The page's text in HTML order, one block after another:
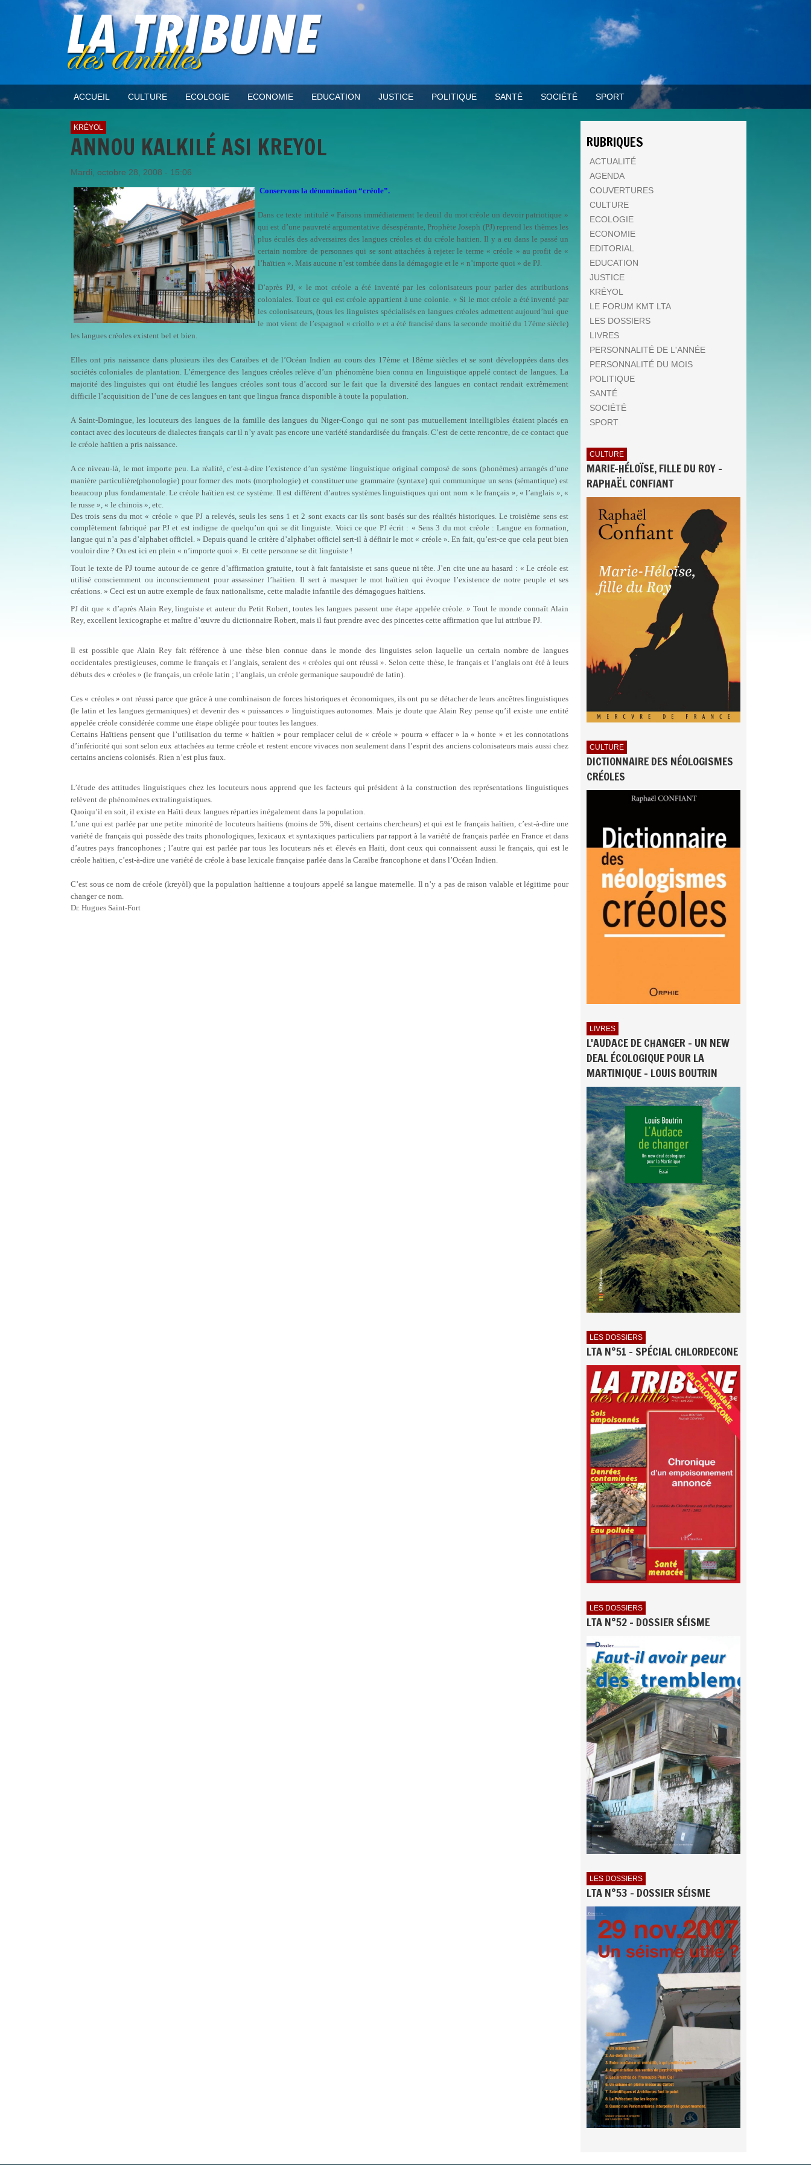
ACCUEIL CULTURE ECOLOGIE ECONOMIE EDUCATION JUSTICE POLITIQUE SANTÉ SOCIÉTÉ SPORT
KRÉYOL
ANNOU KALKILÉ ASI KREYOL
Mardi, octobre 28, 2008 - 15:06
Conservons la dénomination “créole”.
Dans ce texte intitulé « Faisons immédiatement le deuil du mot créole un devoir patriotique »
qui est d’une pauvreté argumentative désespérante, Prophète Joseph (PJ) reprend les thèmes les
plus éculés des adversaires des langues créoles et du créole haïtien. Il y a eu dans le passé un
certain nombre de personnes qui se sont attachées à rejeter le terme « créole » au profit de «
l’haïtien ». Mais aucune n’est tombée dans la démagogie et le « n’importe quoi » de PJ.
D’après PJ, « le mot créole a été inventé par les colonisateurs pour parler des attributions
coloniales. Tout ce qui est créole appartient à une colonie. » Si le mot créole a été inventé par
les colonisateurs, (tous les linguistes spécialisés en langues créoles admettent aujourd’hui que
le mot vient de l’espagnol « criollo » et a été francisé dans la seconde moitié du 17ème siècle)
les langues créoles existent bel et bien.
Elles ont pris naissance dans plusieurs iles des Caraïbes et de l’Océan Indien au cours des 17ème et 18ème siècles et se sont développées dans des
sociétés coloniales de plantation. L’émergence des langues créoles relève d’un phénomène bien connu en linguistique appelé contact de langues. La
majorité des linguistes qui ont étudié les langues créoles sont tous d’accord sur le fait que la diversité des langues en contact rendait extrêmement
difficile l’acquisition de l’une de ces langues en tant que lingua franca disponible à toute la population.
A Saint-Domingue, les locuteurs des langues de la famille des langues du Niger-Congo qui ne sont pas mutuellement intelligibles étaient placés en
contact avec des locuteurs de dialectes français car il n’y avait pas encore une variété standardisée du français. C’est de cette rencontre, de ce contact que
le créole haïtien a pris naissance.
A ce niveau-là, le mot importe peu. La réalité, c’est-à-dire l’existence d’un système linguistique original composé de sons (phonèmes) arrangés d’une
manière particulière(phonologie) pour former des mots (morphologie) et constituer une grammaire (syntaxe) qui communique un sens (sémantique) est
beaucoup plus fondamentale. Le créole haïtien est ce système. Il est différent d’autres systèmes linguistiques qui ont nom « le français », « l’anglais », «
le russe », « le chinois », etc.
Des trois sens du mot « créole » que PJ a relevés, seuls les sens 1 et 2 sont exacts car ils sont basés sur des réalités historiques. Le troisième sens est
complètement fabriqué par PJ et est indigne de quelqu’un qui se dit linguiste. Voici ce que PJ écrit : « Sens 3 du mot créole : Langue en formation,
langue qui n’a pas d’alphabet officiel. » Depuis quand le critère d’alphabet officiel sert-il à définir le mot « créole ». En fait, qu’est-ce que cela peut bien
vouloir dire ? On est ici en plein « n’importe quoi ». Et cette personne se dit linguiste !
Tout le texte de PJ tourne autour de ce genre d’affirmation gratuite, tout à fait fantaisiste et sans queue ni tête. J’en cite une au hasard : « Le créole est
utilisé consciemment ou inconsciemment pour assassiner l’haïtien. Il sert à masquer le mot haïtien qui évoque l’existence de notre peuple et ses
créations. » Ceci est un autre exemple de faux nationalisme, cette maladie infantile des démagogues haïtiens.
PJ dit que « d’après Alain Rey, linguiste et auteur du Petit Robert, toutes les langues passent une étape appelée créole. » Tout le monde connaît Alain
Rey, excellent lexicographe et maître d’œuvre du dictionnaire Robert, mais il faut prendre avec des pincettes cette affirmation que lui attribue PJ.
Il est possible que Alain Rey fait référence à une thèse bien connue dans le monde des linguistes selon laquelle un certain nombre de langues
occidentales prestigieuses, comme le français et l’anglais, seraient des « créoles qui ont réussi ». Selon cette thèse, le français et l’anglais ont été à leurs
débuts des « créoles » (le français, un créole latin ; l’anglais, un créole germanique saupoudré de latin).
Ces « créoles » ont réussi parce que grâce à une combinaison de forces historiques et économiques, ils ont pu se détacher de leurs ancêtres linguistiques
(le latin et les langues germaniques) et devenir des « puissances » linguistiques autonomes. Mais je doute que Alain Rey pense qu’il existe une entité
appelée créole considérée comme une étape obligée pour toutes les langues.
Certains Haïtiens pensent que l’utilisation du terme « haïtien » pour remplacer celui de « créole » pourra « effacer » la « honte » et les connotations
d’infériorité qui sont selon eux attachées au terme créole et restent encore vivaces non seulement dans l’esprit des anciens colonisateurs mais aussi chez
certains anciens colonisés. Rien n’est plus faux.
L’étude des attitudes linguistiques chez les locuteurs nous apprend que les facteurs qui président à la construction des représentations linguistiques
relèvent de phénomènes extralinguistiques.
Quoiqu’il en soit, il existe en Haïti deux langues réparties inégalement dans la population.
L’une qui est parlée par une petite minorité de locuteurs haïtiens (moins de 5%, disent certains chercheurs) et qui est le français haïtien, c’est-à-dire une
variété de français qui possède des traits phonologiques, lexicaux et syntaxiques particuliers par rapport à la variété de français parlée en France et dans
d’autres pays francophones ; l’autre qui est parlée par tous les locuteurs nés et élevés en Haïti, dont ceux qui connaissent aussi le français, qui est le
créole haïtien, c’est-à-dire une variété de créole à base lexicale française parlée dans la Caraïbe francophone et dans l’Océan Indien.
C’est sous ce nom de créole (kreyòl) que la population haïtienne a toujours appelé sa langue maternelle. Il n’y a pas de raison valable et légitime pour
changer ce nom.
Dr. Hugues Saint-Fort
RUBRIQUES
ACTUALITÉ
AGENDA
COUVERTURES
CULTURE
ECOLOGIE
ECONOMIE
EDITORIAL
EDUCATION
JUSTICE
KRÉYOL
LE FORUM KMT LTA
LES DOSSIERS
LIVRES
PERSONNALITÉ DE L'ANNÉE
PERSONNALITÉ DU MOIS
POLITIQUE
SANTÉ
SOCIÉTÉ
SPORT
CULTURE
MARIE-HÉLOÏSE, FILLE DU ROY -
RAPHAËL CONFIANT
CULTURE
DICTIONNAIRE DES NÉOLOGISMES
CRÉOLES
LIVRES
L'AUDACE DE CHANGER - UN NEW
DEAL ÉCOLOGIQUE POUR LA
MARTINIQUE - LOUIS BOUTRIN
LES DOSSIERS
LTA N°51 - SPÉCIAL CHLORDECONE
LES DOSSIERS
LTA N°52 - DOSSIER SÉISME
LES DOSSIERS
LTA N°53 - DOSSIER SÉISME